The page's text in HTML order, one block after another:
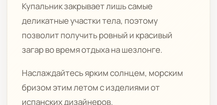
Купальник закрывает лишь самые
деликатные участки тела, поэтому
позволит получить ровный и красивый
загар во время отдыха на шезлонге.
Наслаждайтесь ярким солнцем, морским
бризом этим летом с изделиями от
испанских дизайнеров.